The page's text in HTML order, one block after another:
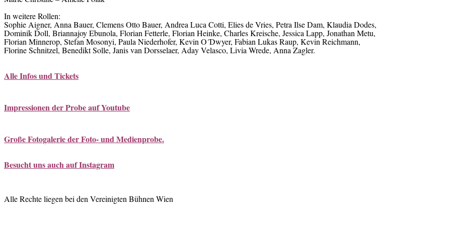
In weitere Rollen:
Sophie Aigner, Anna Bauer, Clemens Otto Bauer, Andrea Luca Cotti, Elies de Vries, Petra Ilse Dam, Klaudia Dodes,
Dominik Doll, Briannajoy Ebunola, Florian Fetterle, Florian Heinke, Charles Kreische, Jessica Lapp, Jonathan Metu,
Florian Minnerop, Stefan Mosonyi, Paula Niederhofer, Kevin O´Dwyer, Fabian Lukas Raup, Kevin Reichmann,
Florine Schnitzel, Benedikt Solle, Janis van Dorsselaer, Aday Velasco, Livia Wrede, Anna Zagler.
Alle Infos und Tickets
Impressionen der Probe auf Youtube
Große Fotogalerie der Foto- und Medienprobe.
Besucht uns auch auf Instagram
Alle Rechte liegen bei den Vereinigten Bühnen Wien